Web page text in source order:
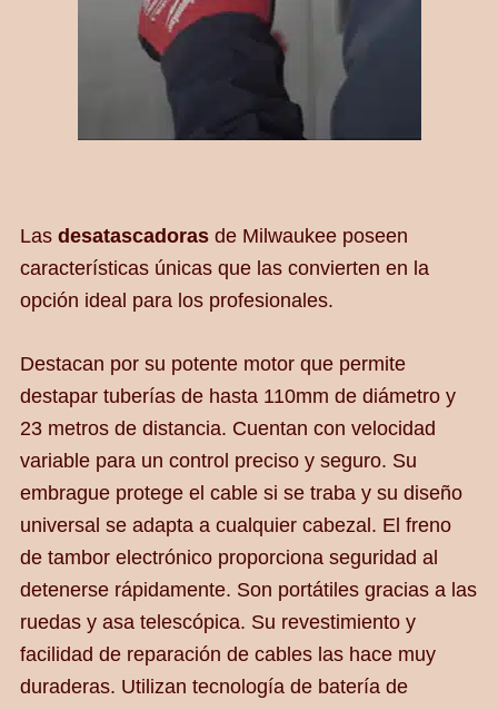
Las desatascadoras de Milwaukee poseen
características únicas que las convierten en la
opción ideal para los profesionales.
Destacan por su potente motor que permite
destapar tuberías de hasta 110mm de diámetro y
23 metros de distancia. Cuentan con velocidad
variable para un control preciso y seguro. Su
embrague protege el cable si se traba y su diseño
universal se adapta a cualquier cabezal. El freno
de tambor electrónico proporciona seguridad al
detenerse rápidamente. Son portátiles gracias a las
ruedas y asa telescópica. Su revestimiento y
facilidad de reparación de cables las hace muy
duraderas. Utilizan tecnología de batería de